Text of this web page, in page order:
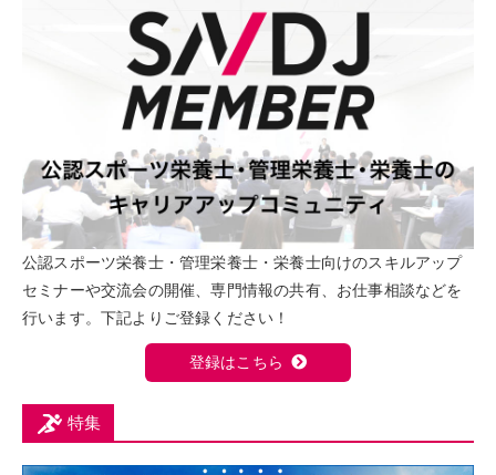
公認スポーツ栄養士・管理栄養士・栄養士向けのスキルアップ
セミナーや交流会の開催、専門情報の共有、お仕事相談などを
行います。下記よりご登録ください！
登録はこちら
特集